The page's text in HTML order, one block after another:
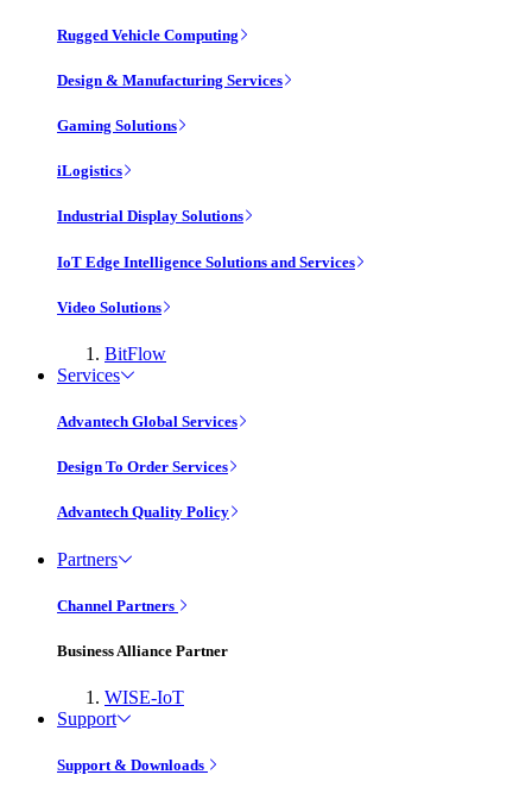
Rugged Vehicle Computing
Design & Manufacturing Services
Gaming Solutions
iLogistics
Industrial Display Solutions
IoT Edge Intelligence Solutions and Services
Video Solutions
BitFlow
Services
Advantech Global Services
Design To Order Services
Advantech Quality Policy
Partners
Channel Partners
Business Alliance Partner
WISE-IoT
Support
Support & Downloads